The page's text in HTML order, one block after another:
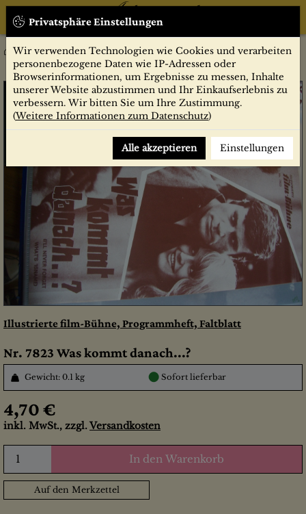
Privatsphäre Einstellungen
Wir verwenden Technologien wie Cookies und verarbeiten
personenbezogene Daten wie IP-Adressen oder
Browserinformationen, um Ergebnisse zu messen, Inhalte
unserer Website abzustimmen und Ihr Einkaufserlebnis zu
verbessern. Wir bitten Sie um Ihre Zustimmung.
(Weitere Informationen zum Datenschutz)
Alle akzeptieren Einstellungen
Nr. 7823 Was kommt danach...?
Illustrierte film-Bühne, Programmheft, Faltblatt
Nr. 7823 Was kommt danach...?
Gewicht: 0.1 kg ● Sofort lieferbar
4,70 €
inkl. MwSt., zzgl. Versandkosten
In den Warenkorb
Auf den Merkzettel